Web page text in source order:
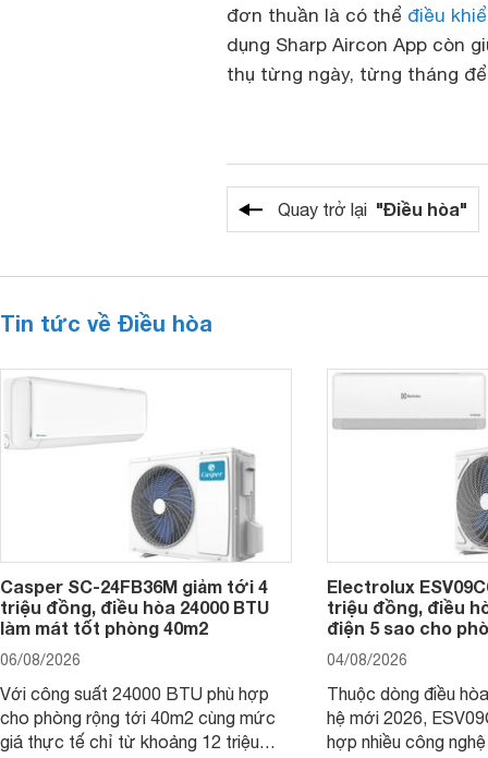
đơn thuần là có thể điều
dụng Sharp Aircon App còn
thụ từng ngày, từng tháng
Quay trở lại "Điều hòa"
Tin tức về Điều hòa
Casper SC-24FB36M giảm tới 4
triệu đồng, điều hòa 24000 BTU
làm mát tốt phòng 40m2
06/08/2026
Với công suất 24000 BTU phù hợp
cho phòng rộng tới 40m2 cùng mức
giá thực tế chỉ từ khoảng 12 triệu
Electrolux
triệu đồng, điều
điện 5 sao cho
04/08/2026
Thuộc dòng điều
hệ mới 2026,
hợp nhiều công